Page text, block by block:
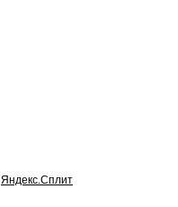
Яндекс.Сплит